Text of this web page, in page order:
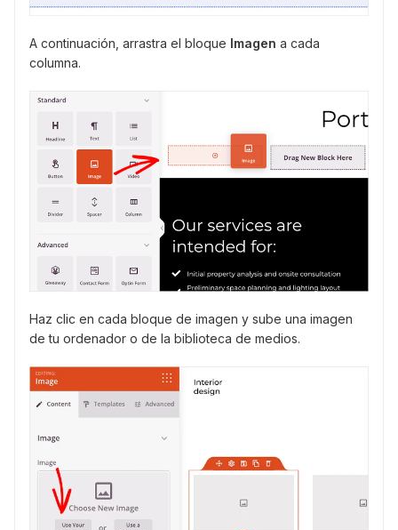
A continuación, arrastra el bloque Imagen a cada
columna.
Haz clic en cada bloque de imagen y sube una imagen
de tu ordenador o de la biblioteca de medios.